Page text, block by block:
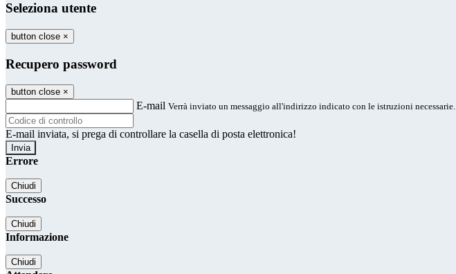
Seleziona utente
button close ×
Recupero password
button close ×
E-mail Verrà inviato un messaggio all'indirizzo indicato con le istruzioni necessarie.
E-mail inviata, si prega di controllare la casella di posta elettronica!
Errore
Chiudi
Successo
Chiudi
Informazione
Chiudi